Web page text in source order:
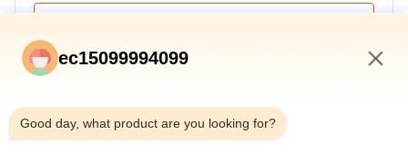
Invia richiesta
ec15099994099
Good day, what product are you looking for?